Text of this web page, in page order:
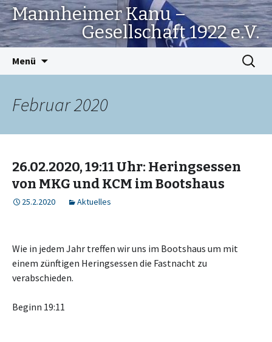
Mannheimer Kanu –
Gesellschaft 1922 e.V.
Menü
Suchen
nach:
Februar 2020
26.02.2020, 19:11 Uhr: Heringsessen
von MKG und KCM im Bootshaus
25.2.2020 Aktuelles
Wie in jedem Jahr treffen wir uns im Bootshaus um mit
einem zünftigen Heringsessen die Fastnacht zu
verabschieden.
Beginn 19:11